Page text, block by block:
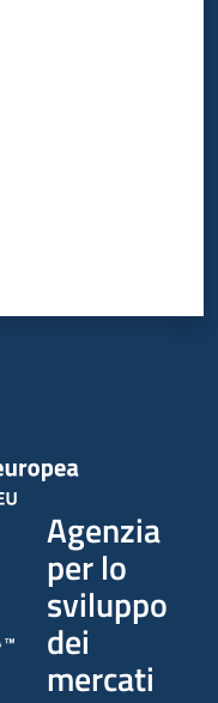
Agenzia
per lo
sviluppo
dei
mercati